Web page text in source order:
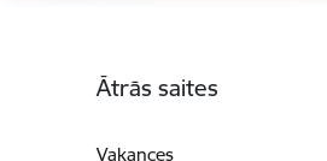
Ātrās saites
Vakances